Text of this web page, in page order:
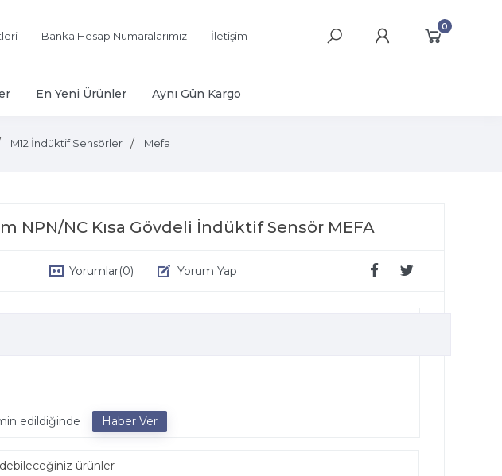
Banka Hesap Numaralarımız İletişim
0
En Yeni Ürünler Aynı Gün Kargo
M12 İndüktif Sensörler Mefa
NPN/NC Kısa Gövdeli İndüktif Sensör MEFA
Yorumlar(0) Yorum Yap
edildiğinde
ürünler